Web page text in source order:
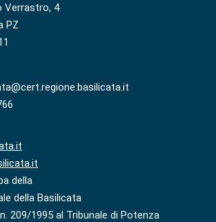
Verrastro, 4
PZ
della
della Basilicata
209/1995 al Tribunale di Potenza